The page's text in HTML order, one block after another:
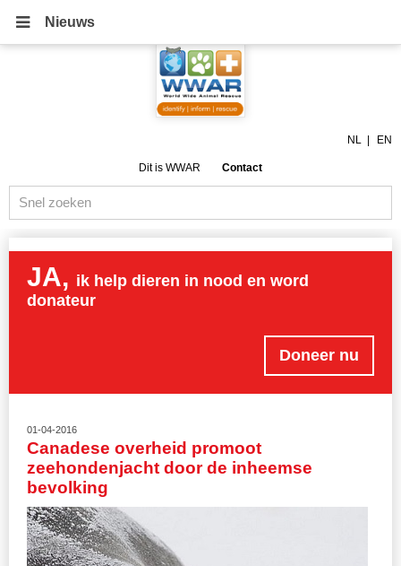
Nieuws
NL EN
Dit is WWAR Contact
JA, ik help dieren in nood en word
donateur
Doneer nu
01-04-2016
Canadese overheid promoot
zeehondenjacht door de inheemse
bevolking